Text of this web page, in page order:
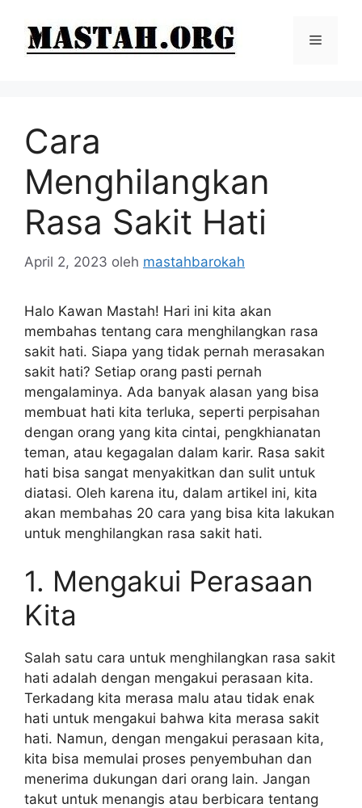
Menu
Cara
Menghilangkan
Rasa Sakit Hati
April 2, 2023 oleh mastahbarokah
Halo Kawan Mastah! Hari ini kita akan
membahas tentang cara menghilangkan rasa
sakit hati. Siapa yang tidak pernah merasakan
sakit hati? Setiap orang pasti pernah
mengalaminya. Ada banyak alasan yang bisa
membuat hati kita terluka, seperti perpisahan
dengan orang yang kita cintai, pengkhianatan
teman, atau kegagalan dalam karir. Rasa sakit
hati bisa sangat menyakitkan dan sulit untuk
diatasi. Oleh karena itu, dalam artikel ini, kita
akan membahas 20 cara yang bisa kita lakukan
untuk menghilangkan rasa sakit hati.
1. Mengakui Perasaan
Kita
Salah satu cara untuk menghilangkan rasa sakit
hati adalah dengan mengakui perasaan kita.
Terkadang kita merasa malu atau tidak enak
hati untuk mengakui bahwa kita merasa sakit
hati. Namun, dengan mengakui perasaan kita,
kita bisa memulai proses penyembuhan dan
menerima dukungan dari orang lain. Jangan
takut untuk menangis atau berbicara tentang